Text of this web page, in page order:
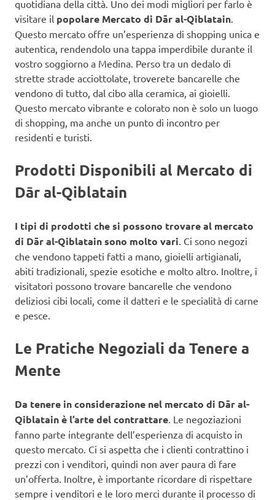
quotidiana della città. Uno dei modi migliori per farlo è
visitare il popolare Mercato di Dār al-Qiblatain
Questo mercato offre un’esperienza di shopping unica e
autentica, rendendolo una tappa imperdibile durante il
vostro soggiorno a Medina. Perso tra un dedalo di
strette strade acciottolate, troverete bancarelle che
vendono di tutto, dal cibo alla ceramica, ai gioielli.
Questo mercato vibrante e colorato non è solo un luogo
di shopping, ma anche un punto di incontro per
residenti e turisti.
Prodotti Disponibili al Mercato di
Dār al-Qiblatain
I tipi di prodotti che si possono trovare al mercato
di Dār al-Qiblatain sono molto vari . Ci sono negozi
che vendono tappeti fatti a mano, gioielli artigianali,
abiti tradizionali, spezie esotiche e molto altro. Inoltre, i
visitatori possono trovare bancarelle che vendono
deliziosi cibi locali, come il datteri e le specialità di carne
e pesce.
Le Pratiche Negoziali da Tenere a
Mente
Da tenere in considerazione nel mercato di Dār al-
Qiblatain è l’arte del contrattare . Le negoziazioni
fanno parte integrante dell’esperienza di acquisto in
questo mercato. Ci si aspetta che i clienti contrattino i
prezzi con i venditori, quindi non aver paura di fare
un’offerta. Inoltre, è importante ricordare di rispettare
sempre i venditori e le loro merci durante il processo di